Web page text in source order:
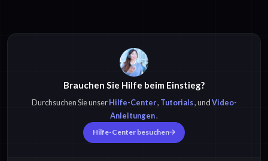
Brauchen Sie Hilfe beim Einstieg?
Durchsuchen Sie unserHilfe-Center, Tutorials, undVideo-
Anleitungen.
Hilfe-Center besuchen